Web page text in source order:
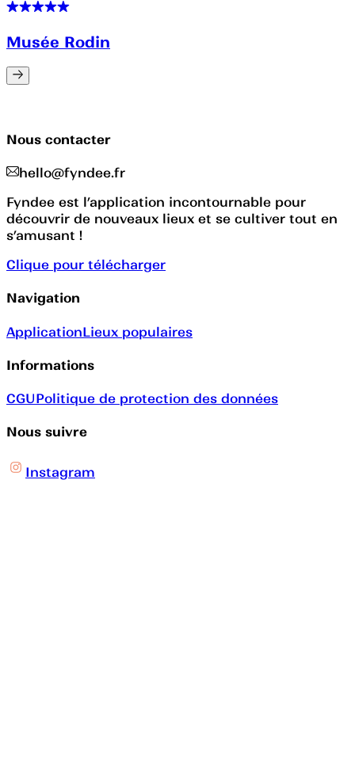
Musée Rodin
Nous contacter
hello@fyndee.fr
Fyndee est l’application incontournable pour
découvrir de nouveaux lieux et se cultiver tout en
s’amusant !
Clique pour télécharger
Navigation
ApplicationLieux populaires
Informations
CGUPolitique de protection des données
Nous suivre
Instagram